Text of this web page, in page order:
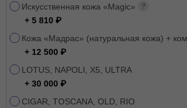
Искусственная кожа «Magic»
+ 5 810
Кожа «Мадрас» (натуральная кожа) +
+ 12 500
LOTUS, NAPOLI, X5, ULTRA
+ 30 000
CIGAR, TOSCANA, OLD, RIO